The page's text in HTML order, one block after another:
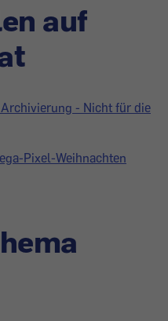
auf
- Nicht für die
Pixel-Weihnachten